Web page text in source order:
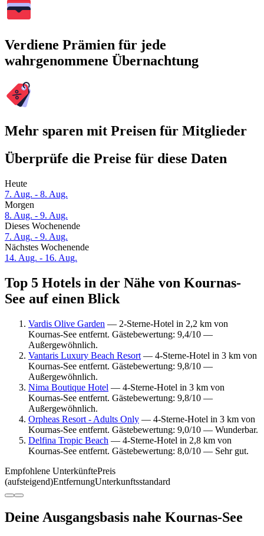
Verdiene Prämien für jede
wahrgenommene Übernachtung
Mehr sparen mit Preisen für Mitglieder
Überprüfe die Preise für diese Daten
Heute
7. Aug. - 8. Aug.
Morgen
8. Aug. - 9. Aug.
Dieses Wochenende
7. Aug. - 9. Aug.
Nächstes Wochenende
14. Aug. - 16. Aug.
Top 5 Hotels in der Nähe von Kournas-
See auf einen Blick
Vardis Olive Garden — 2-Sterne-Hotel in 2,2 km von
Kournas-See entfernt. Gästebewertung: 9,4/10 —
Außergewöhnlich.
Vantaris Luxury Beach Resort — 4-Sterne-Hotel in 3 km von
Kournas-See entfernt. Gästebewertung: 9,8/10 —
Außergewöhnlich.
Nima Boutique Hotel — 4-Sterne-Hotel in 3 km von
Kournas-See entfernt. Gästebewertung: 9,8/10 —
Außergewöhnlich.
Orpheas Resort - Adults Only — 4-Sterne-Hotel in 3 km von
Kournas-See entfernt. Gästebewertung: 9,0/10 — Wunderbar.
Delfina Tropic Beach — 4-Sterne-Hotel in 2,8 km von
Kournas-See entfernt. Gästebewertung: 8,0/10 — Sehr gut.
Empfohlene UnterkünftePreis
(aufsteigend)EntfernungUnterkunftsstandard
Deine Ausgangsbasis nahe Kournas-See